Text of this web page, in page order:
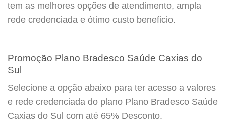
tem as melhores opções de atendimento, ampla
rede credenciada e ótimo custo beneficio.
Promoção Plano Bradesco Saúde Caxias do
Sul
Selecione a opção abaixo para ter acesso a valores
e rede credenciada do plano Plano Bradesco Saúde
Caxias do Sul com até 65% Desconto.